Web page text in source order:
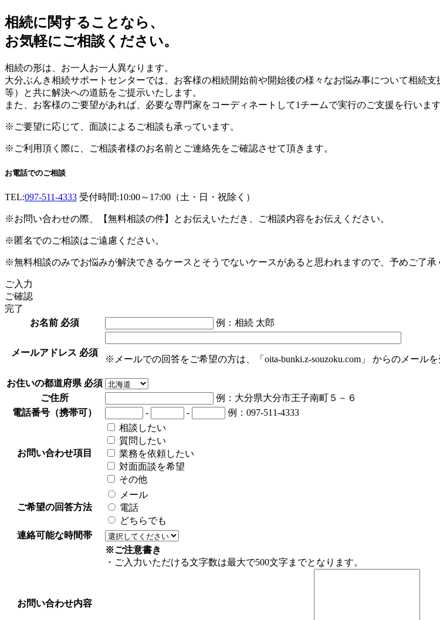
相続に関することなら、
お気軽にご相談ください。
相続の形は、お一人お一人異なります。
大分ぶんき相続サポートセンターでは、お客様の相続開始前や開始後の様々なお悩み事について相続
等）と共に解決への道筋をご提示いたします。
また、お客様のご要望があれば、必要な専門家をコーディネートして1チームで実行のご支援を行います
※ご要望に応じて、面談によるご相談も承っています。
※ご利用頂く際に、ご相談者様のお名前とご連絡先をご確認させて頂きます。
お電話でのご相談
TEL:097-511-4333 受付時間:10:00～17:00（土・日・祝除く）
※お問い合わせの際、【無料相談の件】とお伝えいただき、ご相談内容をお伝えください。
※匿名でのご相談はご遠慮ください。
※無料相談のみでお悩みが解決できるケースとそうでないケースがあると思われますので、予めご了承
ご入力
ご確認
完了
お名前 必須 例：相続 太郎
メールアドレス 必須
※メールでの回答をご希望の方は、「oita-bunki.z-souzoku.com」 からのメール
お住いの都道府県 必須
ご住所
例：大分県大分市王子南町５－６
電話番号（携帯可）
- - 例：097-511-4333
お問い合わせ項目
相談したい
質問したい
業務を依頼したい
対面面談を希望
その他
ご希望の回答方法
メール
電話
どちらでも
連絡可能な時間帯
お問い合わせ内容
※ご注意書き
・ご入力いただける文字数は最大で500文字までとなります。